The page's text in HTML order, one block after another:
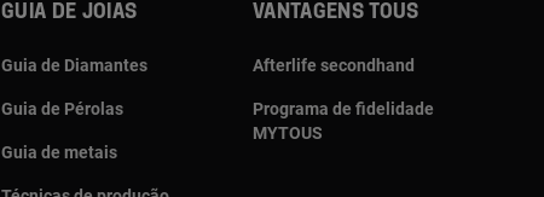
Guia de joias
Guia de Diamantes
Guia de Pérolas
Guia de metais
Vantagens TOUS
Afterlife secondhand
Programa de fidelidade
MYTOUS